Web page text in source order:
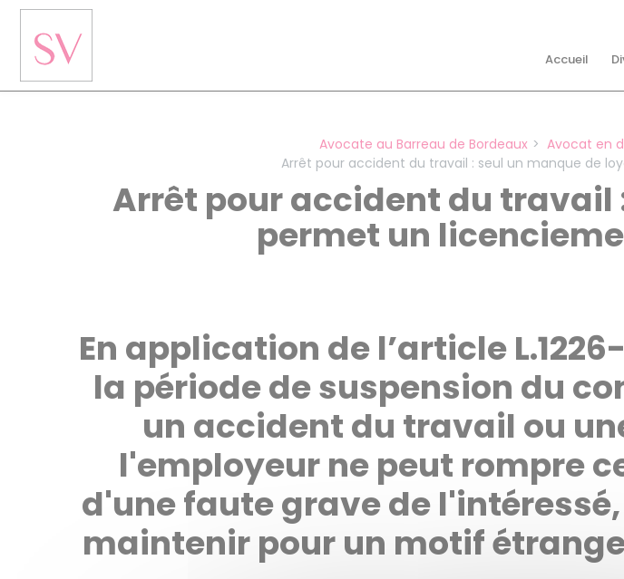
Accueil
Avocate au Barreau de Bordeaux
Avocat en
Arrêt pour accident du travail : seul un manque de
Arrêt pour accident du travail
permet un
En application de l’article
la période de suspension du
un accident du travail ou
l'employeur ne peut rompre
d'une faute grave de
maintenir pour un motif
Panneau de gestion des cookies